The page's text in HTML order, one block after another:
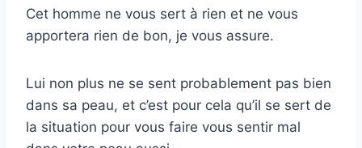
Cet homme ne vous sert à rien et ne vous
apportera rien de bon, je vous assure.
Lui non plus ne se sent probablement pas bien
dans sa peau, et c’est pour cela qu’il se sert de
la situation pour vous faire vous sentir mal